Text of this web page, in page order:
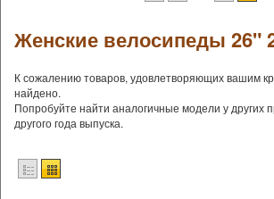
Женские велосипеды 26"
К сожалению товаров, удовлетворяющих вашим
найдено.
Попробуйте найти аналогичные модели у других
другого года выпуска.